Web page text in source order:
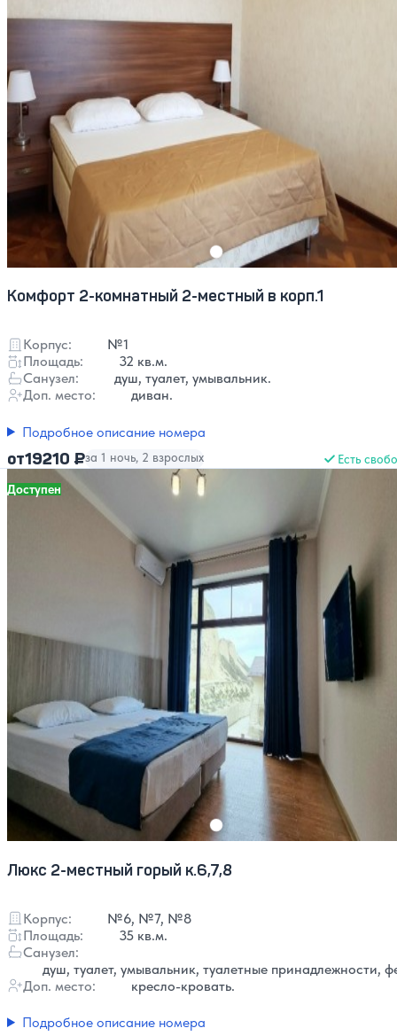
Комфорт 2-комнатный 2-местный в корп.1
Корпус:
№1
Площадь:
32 кв.м.
Санузел:
душ, туалет, умывальник.
Доп. место:
диван.
Подробное описание номера
от19210 ₽за 1 ночь, 2 взрослых Есть
Доступен
Люкс 2-местный горый к.6,7,8
Корпус:
№6, №7, №8
Площадь:
35 кв.м.
Санузел:
душ, туалет, умывальник, туалетные принадлежности,
Доп. место:
кресло-кровать.
Подробное описание номера